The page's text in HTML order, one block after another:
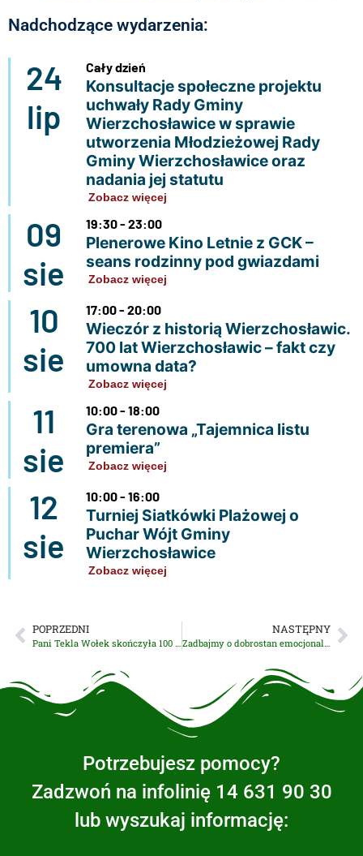
Nadchodzące wydarzenia:
24
lip
Cały dzień
Konsultacje społeczne projektu
uchwały Rady Gminy
Wierzchosławice w sprawie
utworzenia Młodzieżowej Rady
Gminy Wierzchosławice oraz
nadania jej statutu
Zobacz więcej
09
sie
19:30 - 23:00
Plenerowe Kino Letnie z GCK –
seans rodzinny pod gwiazdami
Zobacz więcej
10
sie
17:00 - 20:00
Wieczór z historią Wierzchosławic.
700 lat Wierzchosławic – fakt czy
umowna data?
Zobacz więcej
11
sie
10:00 - 18:00
Gra terenowa „Tajemnica listu
premiera”
Zobacz więcej
12
sie
10:00 - 16:00
Turniej Siatkówki Plażowej o
Puchar Wójt Gminy
Wierzchosławice
Zobacz więcej
POPRZEDNI NASTĘPNY
Potrzebujesz pomocy?
Zadzwoń na infolinię 14 631 90 30
lub wyszukaj informację: